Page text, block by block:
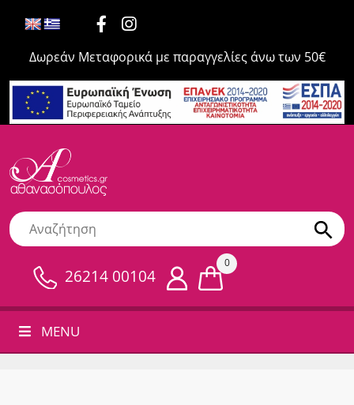
Δωρεάν Μεταφορικά με παραγγελίες άνω των 50€
26214 00104
0
MENU